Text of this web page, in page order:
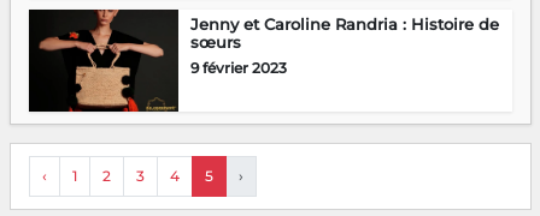
Jenny et Caroline Randria : Histoire de
sœurs
9 février 2023
‹ 1 2 3 4 5 ›